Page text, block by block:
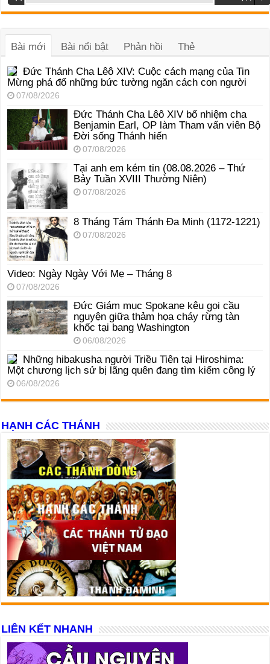
phát
Bài mới Bài nổi bật Phản hồi Thẻ
Đức Thánh Cha Lêô XIV: Cuộc cách mạng của Tin
Mừng phá đổ những bức tường ngăn cách con người
07/08/2026
Đức Thánh Cha Lêô XIV bổ nhiệm cha
Benjamin Earl, OP làm Tham vấn viên Bộ
Đời sống Thánh hiến
07/08/2026
Tại anh em kém tin (08.08.2026 – Thứ
Bảy Tuần XVIII Thường Niên)
07/08/2026
8 Tháng Tám Thánh Ða Minh (1172-1221)
07/08/2026
Video: Ngày Ngày Với Mẹ – Tháng 8
07/08/2026
Đức Giám mục Spokane kêu gọi cầu
nguyện giữa thảm họa cháy rừng tàn
khốc tại bang Washington
06/08/2026
Những hibakusha người Triều Tiên tại Hiroshima:
Một chương lịch sử bị lãng quên đang tìm kiếm công lý
06/08/2026
HẠNH CÁC THÁNH
LIÊN KẾT NHANH